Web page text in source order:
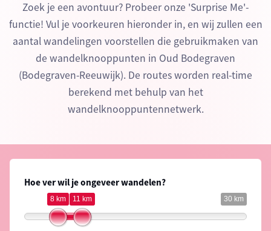
Zoek je een avontuur? Probeer onze 'Surprise Me'-
functie! Vul je voorkeuren hieronder in, en wij zullen een
aantal wandelingen voorstellen die gebruikmaken van
de wandelknooppunten in Oud Bodegraven
(Bodegraven-Reeuwijk). De routes worden real-time
berekend met behulp van het
wandelknooppuntennetwerk.
Hoe ver wil je ongeveer wandelen?
30 km
8 km 11 km